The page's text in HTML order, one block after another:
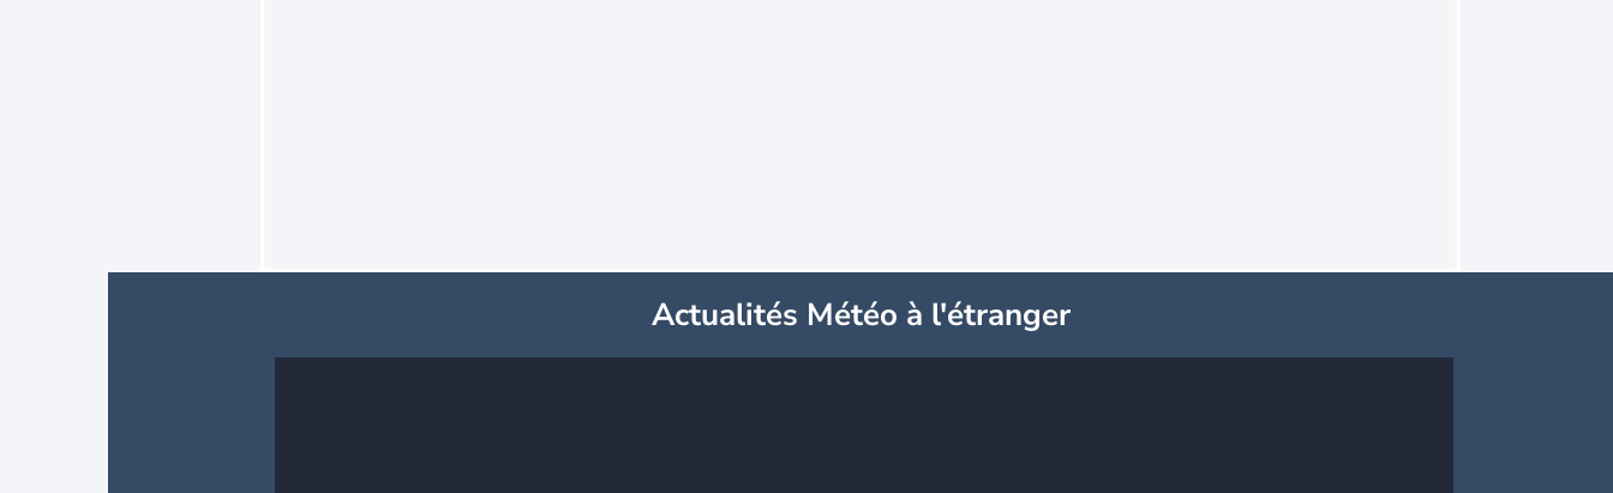
Actualités Météo à l'étranger